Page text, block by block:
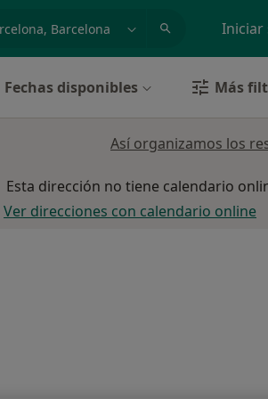
Iniciar
Fechas disponibles Más
Así organizamos los
Esta dirección no tiene calendario
Ver direcciones con calendario online